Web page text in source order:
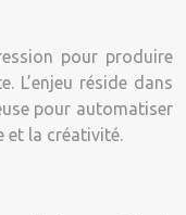
pour produire
L’enjeu réside dans
pour automatiser
et la créativité.